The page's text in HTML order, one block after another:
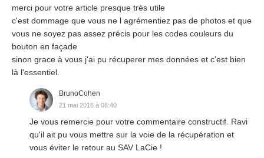
merci pour votre article presque très utile
c'est dommage que vous ne l agrémentiez pas de photos et que
vous ne soyez pas assez précis pour les codes couleurs du
bouton en façade
sinon grace à vous j'ai pu récuperer mes données et c'est bien
là l'essentiel.
BrunoCohen
21 mai 2016 à 08:40
Je vous remercie pour votre commentaire constructif. Ravi
qu'il ait pu vous mettre sur la voie de la récupération et
vous éviter le retour au SAV LaCie !